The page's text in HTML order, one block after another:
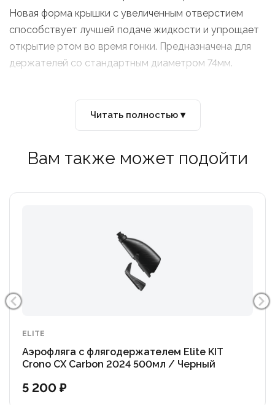
Новая форма крышки с увеличенным отверстием
способствует лучшей подаче жидкости и упрощает
открытие ртом во время гонки. Предназначена для
держателей со стандартным диаметром 74мм.
антибактериальными свойствами
Мягкая бутылка позволяет давлением кисти
легким открытием
Низкий профиль для небольших рам
Диаметр 74мм стандартный"
Читать полностью ▾
Вам также может подойти
ELITE
Аэрофляга с флягодержателем Elite KIT
Crono CX Carbon 2024 500мл / Черный
5 200 ₽